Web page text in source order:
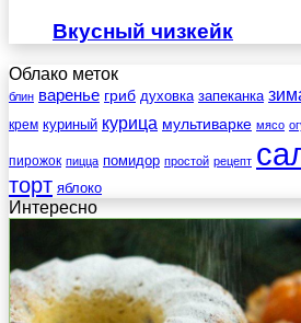
Вкусный чизкейк
Облако меток
блин варенье гриб духовка запеканка
крем куриный курица мультиварке мясо
пирожок пицца помидор простой рецепт
торт яблоко
Интересно